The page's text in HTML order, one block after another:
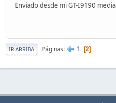
Enviado desde mi GT-I9190
IR ARRIBA Páginas 1 2